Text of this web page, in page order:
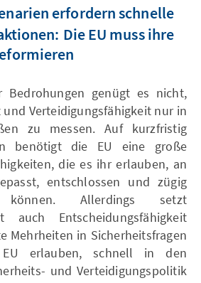
erfordern schnelle
Die EU muss ihre
Bedrohungen genügt es nicht,
und Verteidigungsfähigkeit nur in
zu messen. Auf kurzfristig
benötigt die EU eine große
die es ihr erlauben, an
entschlossen und zügig
Allerdings setzt
auch Entscheidungsfähigkeit
Mehrheiten in Sicherheitsfragen
erlauben, schnell in den
und Verteidigungspolitik